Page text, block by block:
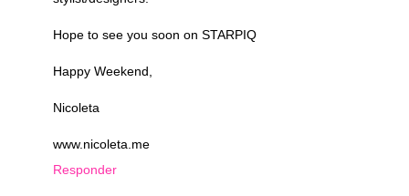
Hope to see you soon on STARPIQ
Happy Weekend,
Nicoleta
www.nicoleta.me
Responder